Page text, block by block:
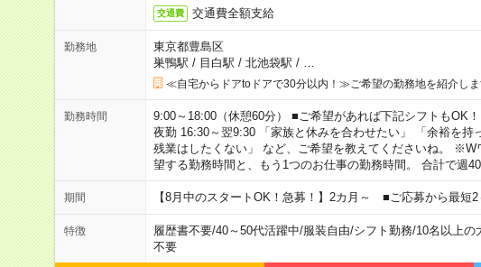
交通費 交通費全額支給
勤務地
東京都豊島区
巣鴨駅 / 目白駅 / 北池袋駅 /
≪自宅からドアtoドアで30分以内！≫ご希望の勤務地を紹介しま
勤務時間
9:00～18:00（休憩60分） ■ご希望があれば下記シフトもOK
夜勤 16:30～翌9:30 「家族と休みを合わせたい」 「余裕を持
残業はしたくない」 など、ご希望を教えてくださいね。
望する勤務時間と、もう1つのお仕事の勤務時間。 合計で週
期間 【8月中のスタートOK！急募！】2カ月～ ■ご応募から最短2
特徴 履歴書不要/40～50代活躍中/服装自由/シフト勤務/10名以上の
不要